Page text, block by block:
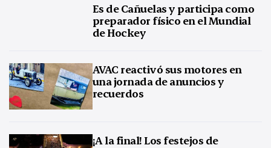
Es de Cañuelas y participa como
preparador físico en el Mundial
de Hockey
AVAC reactivó sus motores en
una jornada de anuncios y
recuerdos
¡A la final! Los festejos de